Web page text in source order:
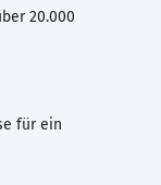
20.000
für ein